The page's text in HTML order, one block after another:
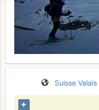
Suisse Valais
+